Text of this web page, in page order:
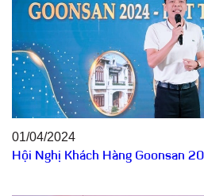
01/04/2024
Hội Nghị Khách Hàng Goonsan